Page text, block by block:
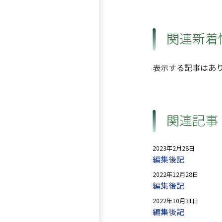
関連新着
表示する記事はあ
関連記事
2023年2月28日
編集後記
2022年12月28日
編集後記
2022年10月31日
編集後記